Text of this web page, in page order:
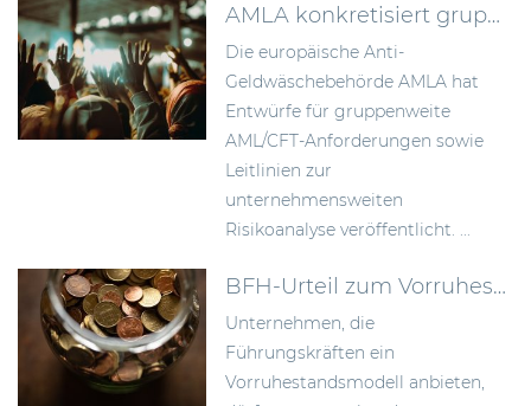
AMLA konkretisiert gruppenweite AML-Anforderungen und die unternehmensweite Risikoanalyse
Die europäische Anti-
Geldwäschebehörde AMLA hat
Entwürfe für gruppenweite
AML/CFT-Anforderungen sowie
Leitlinien zur
unternehmensweiten
Risikoanalyse veröffentlicht. ...
BFH-Urteil zum Vorruhestandsmodell: Rückstellungen früher bilden als bisher anerkannt
Unternehmen, die
Führungskräften ein
Vorruhestandsmodell anbieten,